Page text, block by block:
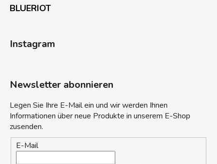
BLUERIOT
Instagram
Newsletter abonnieren
Legen Sie Ihre E-Mail ein und wir werden Ihnen
Informationen über neue Produkte in unserem E-Shop
zusenden.
E-Mail